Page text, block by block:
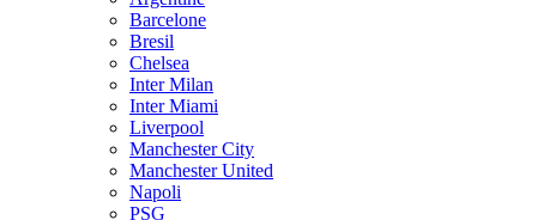
Barcelone
Bresil
Chelsea
Inter Milan
Inter Miami
Liverpool
Manchester City
Manchester United
Napoli
PSG